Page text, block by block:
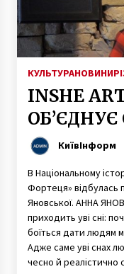
Євбазі
На
5
Київ
10
КУЛЬТУРАНОВИНИ
INSHE
ОБ’ЄДНУЄ
КиївІнформ
В Національному
Фортеця» відбулась
Яновської. АННА
приходить уві сні:
боїться дати людям
Адже саме уві снах
чесно й